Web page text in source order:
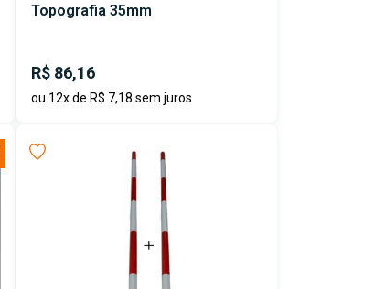
Topografia 35mm
R$ 86,16
ou 12x de R$ 7,18 sem juros